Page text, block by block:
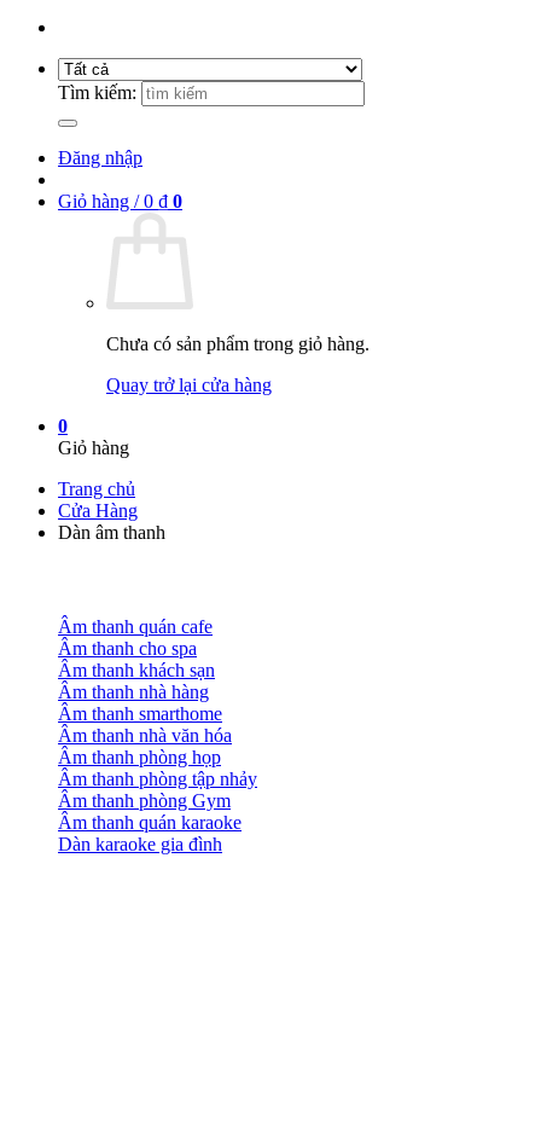
Tìm kiếm:
Đăng nhập
Giỏ hàng /0 ₫ 0
Chưa có sản phẩm trong giỏ hàng.
Quay trở lại cửa hàng
0
Giỏ hàng
Trang chủ
Cửa Hàng
Dàn âm thanh
Âm thanh quán cafe
Âm thanh cho spa
Âm thanh khách sạn
Âm thanh nhà hàng
Âm thanh smarthome
Âm thanh nhà văn hóa
Âm thanh phòng họp
Âm thanh phòng tập nhảy
Âm thanh phòng Gym
Âm thanh quán karaoke
Dàn karaoke gia đình